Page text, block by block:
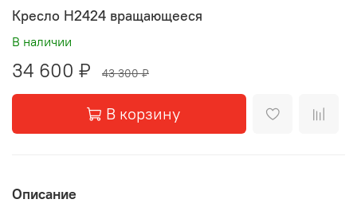
Кресло H2424 вращающееся
В наличии
34 600 ₽ 43 300 ₽
В корзину
Описание